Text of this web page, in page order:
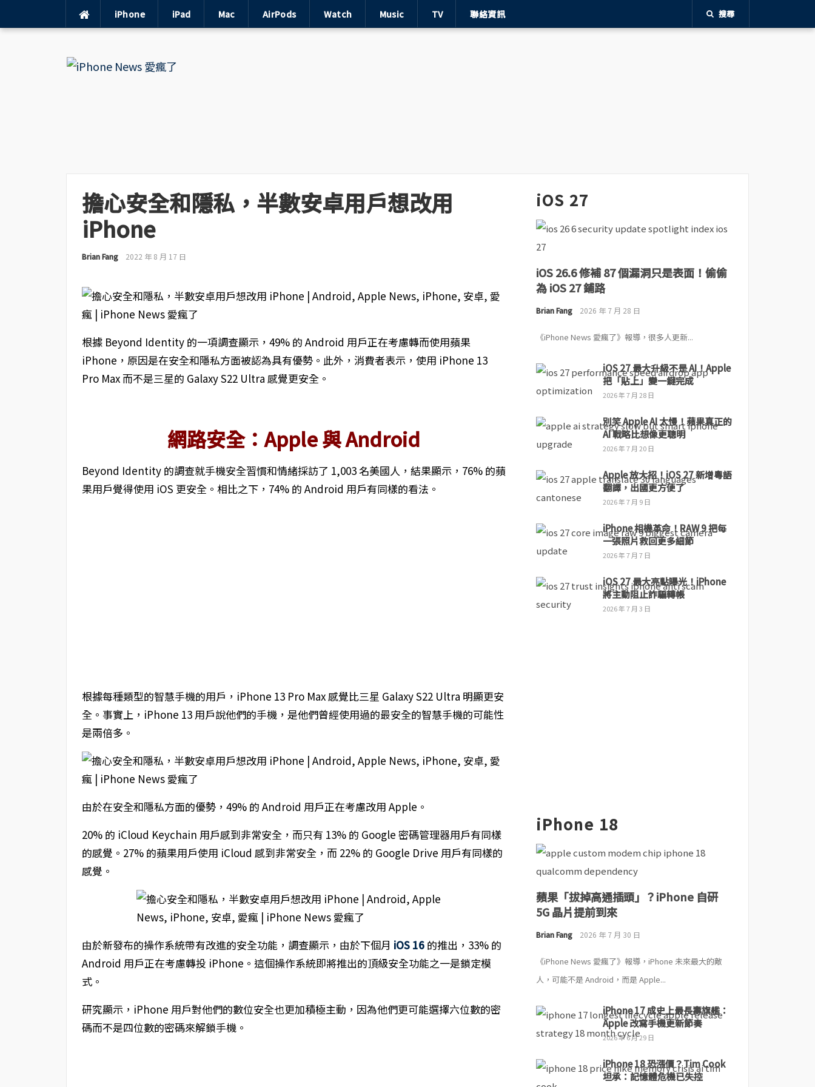
iPhone iPad Mac AirPods Watch Music TV 聯絡資訊 搜尋
擔心安全和隱私，半數安卓用戶想改用
iPhone
Brian Fang 2022 年 8 月 17 日
根據 Beyond Identity 的一項調查顯示，49% 的 Android 用戶正在考慮轉而使用蘋果
iPhone，原因是在安全和隱私方面被認為具有優勢。此外，消費者表示，使用 iPhone 13
Pro Max 而不是三星的 Galaxy S22 Ultra 感覺更安全。
網路安全：Apple 與 Android
Beyond Identity 的調查就手機安全習慣和情緒採訪了 1,003 名美國人，結果顯示，76% 的蘋
果用戶覺得使用 iOS 更安全。相比之下，74% 的 Android 用戶有同樣的看法。
根據每種類型的智慧手機的用戶，iPhone 13 Pro Max 感覺比三星 Galaxy S22 Ultra 明顯更安
全。事實上，iPhone 13 用戶說他們的手機，是他們曾經使用過的最安全的智慧手機的可能性
是兩倍多。
由於在安全和隱私方面的優勢，49% 的 Android 用戶正在考慮改用 Apple。
20% 的 iCloud Keychain 用戶感到非常安全，而只有 13% 的 Google 密碼管理器用戶有同樣
的感覺。27% 的蘋果用戶使用 iCloud 感到非常安全，而 22% 的 Google Drive 用戶有同樣的
感覺。
由於新發布的操作系統帶有改進的安全功能，調查顯示，由於下個月 iOS 16的推出，33% 的
Android 用戶正在考慮轉投 iPhone。這個操作系統即將推出的頂級安全功能之一是鎖定模
式。
研究顯示，iPhone 用戶對他們的數位安全也更加積極主動，因為他們更可能選擇六位數的密
碼而不是四位數的密碼來解鎖手機。
iOS 27
iOS 26.6 修補 87 個漏洞只是表面！偷偷
為 iOS 27 鋪路
Brian Fang 2026 年 7 月 28 日
《iPhone News 愛瘋了》報導，很多人更新...
iOS 27 最大升級不是 AI！Apple
把「貼上」變一鍵完成
2026 年 7 月 28 日
別笑 Apple AI 太慢！蘋果真正的
AI 戰略比想像更聰明
2026 年 7 月 20 日
Apple 放大招！iOS 27 新增粵語
翻譯，出國更方便了
2026 年 7 月 9 日
iPhone 相機革命！RAW 9 把每
一張照片救回更多細節
2026 年 7 月 7 日
iOS 27 最大亮點曝光！iPhone
將主動阻止詐騙轉帳
2026 年 7 月 3 日
iPhone 18
蘋果「拔掉高通插頭」？iPhone 自研
5G 晶片提前到來
Brian Fang 2026 年 7 月 30 日
《iPhone News 愛瘋了》報導，iPhone 未來最大的敵
人，可能不是 Android，而是 Apple...
iPhone 17 成史上最長壽旗艦：
Apple 改寫手機更新節奏
2026 年 6 月 29 日
iPhone 18 恐漲價？Tim Cook
坦承：記憶體危機已失控